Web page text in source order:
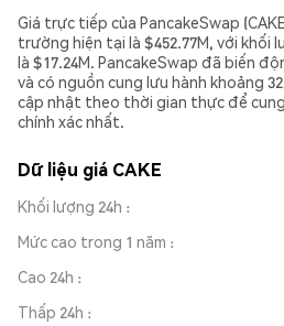
Giá trực tiếp của PancakeSwap
trường hiện tại là $452.77M, với khối
là $17.24M. PancakeSwap đã biến
và có nguồn cung lưu hành khoảng
cập nhật theo thời gian thực để
chính xác nhất.
Dữ liệu giá CAKE
Khối lượng 24h
Mức cao trong 1 năm
Cao 24h
Thấp 24h